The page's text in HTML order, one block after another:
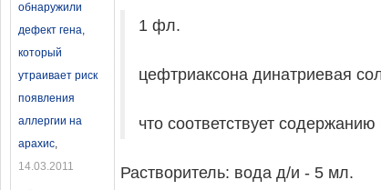
обнаружили
дефект гена,
который
утраивает риск
появления
аллергии на
арахис,
14.03.2011
1 фл.
цефтриаксона динатриевая
что соответствует
Растворитель: вода д/и - 5 мл.